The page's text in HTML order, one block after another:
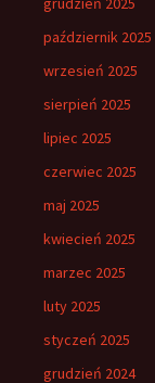
październik 2025
wrzesień 2025
sierpień 2025
lipiec 2025
czerwiec 2025
maj 2025
kwiecień 2025
marzec 2025
luty 2025
styczeń 2025
grudzień 2024